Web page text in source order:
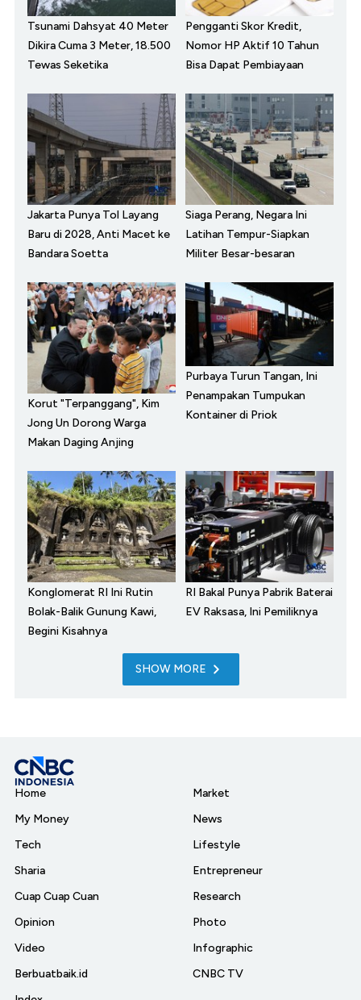
Tsunami Dahsyat 40 Meter
Dikira Cuma 3 Meter, 18.500
Tewas Seketika
Pengganti Skor Kredit,
Nomor HP Aktif 10 Tahun
Bisa Dapat Pembiayaan
Jakarta Punya Tol Layang
Baru di 2028, Anti Macet ke
Bandara Soetta
Siaga Perang, Negara Ini
Latihan Tempur-Siapkan
Militer Besar-besaran
Korut "Terpanggang", Kim
Jong Un Dorong Warga
Makan Daging Anjing
Purbaya Turun Tangan, Ini
Penampakan Tumpukan
Kontainer di Priok
Konglomerat RI Ini Rutin
Bolak-Balik Gunung Kawi,
Begini Kisahnya
RI Bakal Punya Pabrik Baterai
EV Raksasa, Ini Pemiliknya
SHOW MORE
Home
My Money
Tech
Sharia
Cuap Cuap Cuan
Opinion
Video
Berbuatbaik.id
Market
News
Lifestyle
Entrepreneur
Research
Photo
Infographic
CNBC TV